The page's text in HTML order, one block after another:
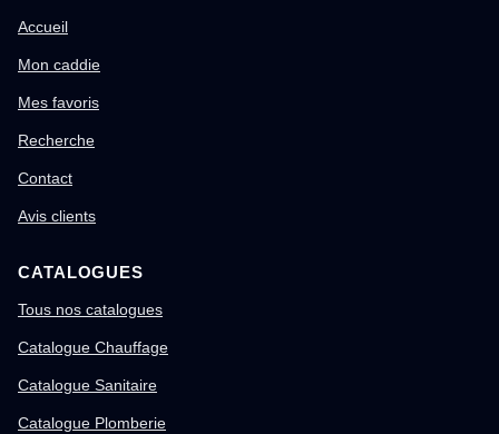
Accueil
Mon caddie
Mes favoris
Recherche
Contact
Avis clients
CATALOGUES
Tous nos catalogues
Catalogue Chauffage
Catalogue Sanitaire
Catalogue Plomberie